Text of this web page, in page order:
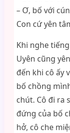
– Ơ, bố với
Con cứ yên
Khi nghe
Uyên cũng
đến khi cô ấy
bố chồng
chút. Cô đi ra
đứng của bố
hở, cô che